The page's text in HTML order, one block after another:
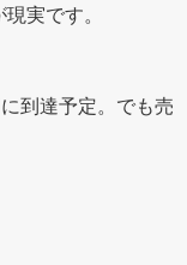
実です。
到達予定。でも売